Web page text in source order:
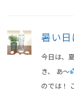
暑い日
今日は、
き、 あ〜
のでは！